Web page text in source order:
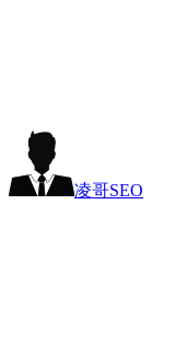
凌哥SEO